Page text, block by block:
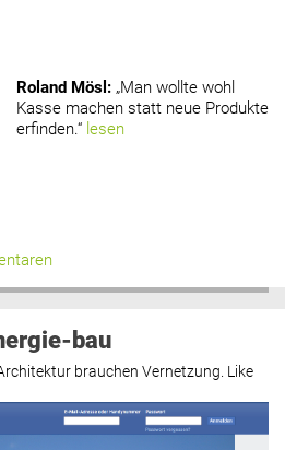
Roland Mösl : „Man wollte wohl
Kasse machen statt neue Produkte
erfinden.“ lesen
bau
brauchen Vernetzung. Like